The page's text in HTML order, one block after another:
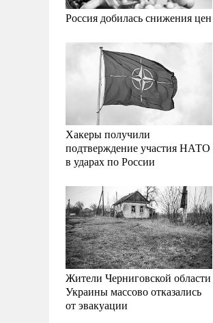
Россия добилась снижения цен
Хакеры получили
подтверждение участия НАТО
в ударах по России
Жители Черниговской области
Украины массово отказались
от эвакуации